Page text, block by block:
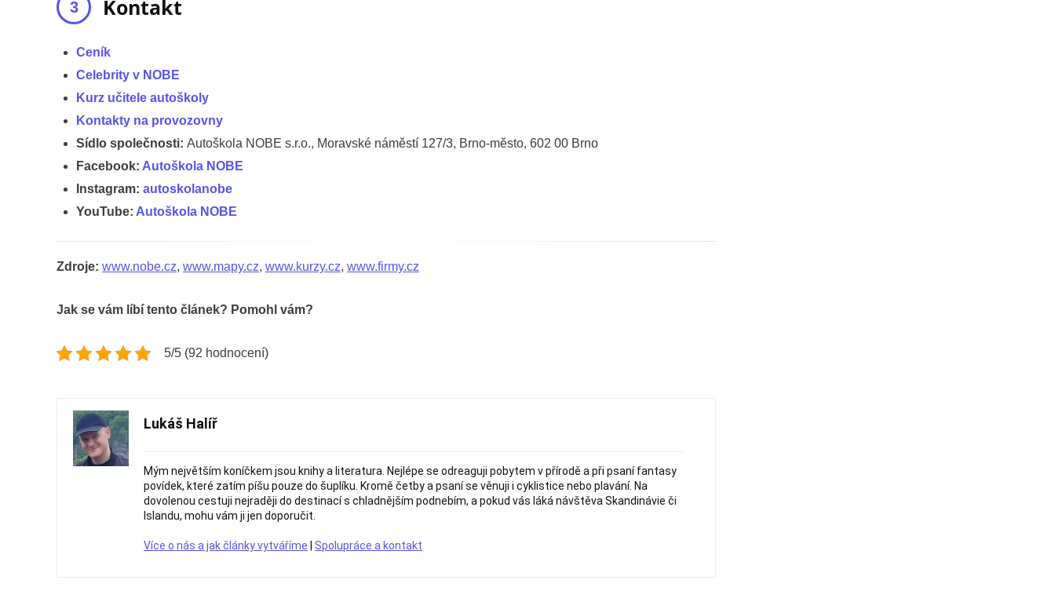
Kontakt
Ceník
Celebrity v NOBE
Kurz učitele autoškoly
Kontakty na provozovny
Sídlo společnosti: Autoškola NOBE s.r.o., Moravské náměstí 127/3, Brno-město, 602 00 Brno
Facebook: Autoškola NOBE
Instagram: autoskolanobe
YouTube: Autoškola NOBE
Zdroje: www.nobe.cz, www.mapy.cz, www.kurzy.cz, www.firmy.cz
Jak se vám líbí tento článek? Pomohl vám?
5/5 (92 hodnocení)
Lukáš Halíř
Mým největším koníčkem jsou knihy a literatura. Nejlépe se odreaguji pobytem v přírodě a při psaní fantasy
povídek, které zatím píšu pouze do šuplíku. Kromě četby a psaní se věnuji i cyklistice nebo plavání. Na
dovolenou cestuji nejraději do destinací s chladnějším podnebím, a pokud vás láká návštěva Skandinávie či
Islandu, mohu vám ji jen doporučit.
Více o nás a jak články vytváříme Spolupráce a kontakt